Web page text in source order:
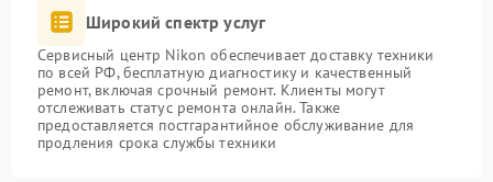
Широкий спектр услуг
Сервисный центр Nikon обеспечивает доставку техники
по всей РФ, бесплатную диагностику и качественный
ремонт, включая срочный ремонт. Клиенты могут
отслеживать статус ремонта онлайн. Также
предоставляется постгарантийное обслуживание для
продления срока службы техники